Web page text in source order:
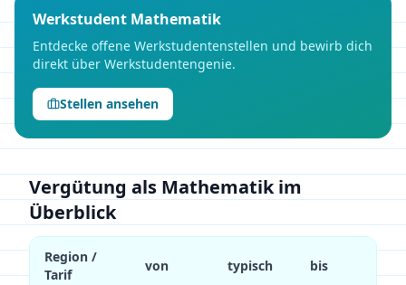
Werkstudent Mathematik
Entdecke offene Werkstudentenstellen und bewirb dich
direkt über Werkstudentengenie.
Stellen ansehen
Vergütung als Mathematik im
Überblick
Region /
Tarif
von typisch bis